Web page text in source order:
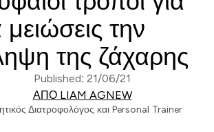
την
της ζάχαρης
Published: 21/06/21
ΑΠΌ LIAM AGNEW
Διατροφολόγος και Personal Trainer